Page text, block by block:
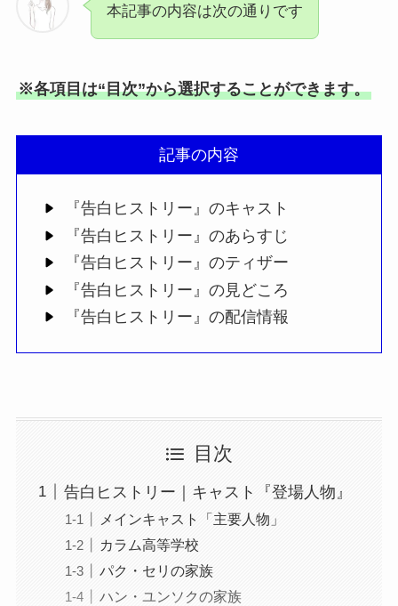
本記事の内容は次の通りです
※各項目は“目次”から選択することができます。
記事の内容
『告白ヒストリー』のキャスト
『告白ヒストリー』のあらすじ
『告白ヒストリー』のティザー
『告白ヒストリー』の見どころ
『告白ヒストリー』の配信情報
目次
告白ヒストリー｜キャスト『登場人物』
メインキャスト「主要人物」
カラム高等学校
パク・セリの家族
ハン・ユンソクの家族